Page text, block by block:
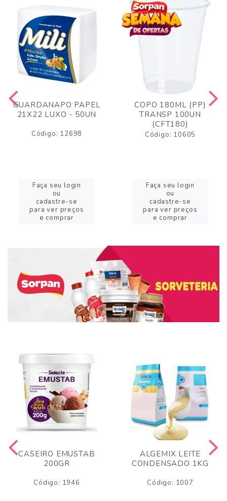
GUARDANAPO PAPEL
21X22 LUXO - 50UN
Código: 12698
Faça seu login
ou
cadastre-se
para ver preços
e comprar
COPO 180ML (PP)
TRANSP 100UN
(CFT180)
Código: 10605
Faça seu login
ou
cadastre-se
para ver preços
e comprar
CASEIRO EMUSTAB
200GR
Código: 1946
ALGEMIX LEITE
CONDENSADO 1KG
Código: 1007